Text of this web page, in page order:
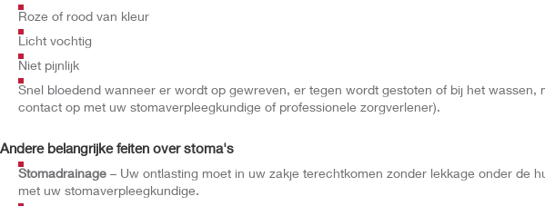
Roze of rood van kleur
Licht vochtig
Niet pijnlijk
Snel bloedend wanneer er wordt op gewreven, er tegen wordt gestoten of bij het
contact op met uw stomaverpleegkundige of professionele zorgverlener).
Andere belangrijke feiten over stoma's
Stomadrainage – Uw ontlasting moet in uw zakje terechtkomen zonder lekkage onder de
met uw stomaverpleegkundige.